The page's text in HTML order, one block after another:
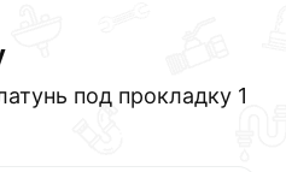
под прокладку 1